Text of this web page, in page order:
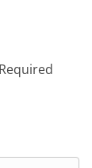
Required